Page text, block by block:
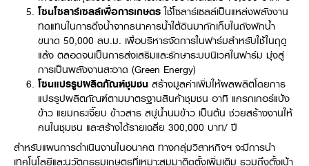
โซนโซลาร์เซลล์เพื่อการเกษตรใช้โซลาร์เซลล์เป็นแหล่งพลังงาน
ทดแทนในการดึงน้ำจากธนาคารน้ำใต้ดินมากักเก็บในถังพักน้ำ
ขนาด 50,000 ลบ.ม. เพื่อบริหารจัดการในฟาร์มสำหรับใช้ในฤดู
แล้ง ตลอดจนเป็นการส่งเสริมและรักษาระบบนิเวศในฟาร์ม มุ่งสู่
การเป็นพลังงานสะอาด (Green Energy)
โซนแปรรูปผลิตภัณฑ์ชุมชน สร้างมูลค่าเพิ่มให้ผลผลิตโดยการ
แปรรูปผลิตภัณฑ์ตามมาตรฐานสินค้าชุมชน อาทิ แครกเกอร์แป้ง
ข้าว แยมกระเจี๊ยบ ข้าวสาร สบู่น้ำนมข้าว เป็นต้น ช่วยสร้างงานให้
คนในชุมชน และสร้างได้รายเฉลี่ย 300,000 บาท/ ปี
สำหรับแผนการดำเนินงานในอนาคต ทางกลุ่มวิสาหกิจฯ จะมีการนำ
เทคโนโลยีและนวัตกรรมเกษตรที่เหมาะสมมาติดตั้งเพิ่มเติม รวมถึงตั้งเป้า